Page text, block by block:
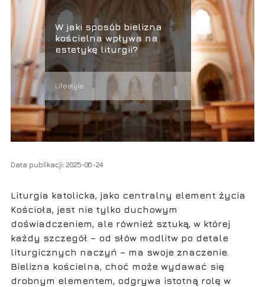
W jaki sposób bielizna
kościelna wpływa na
estetykę liturgii?
Lifestyle
Data publikacji: 2025-06-24
Liturgia katolicka, jako centralny element życia
Kościoła, jest nie tylko duchowym
doświadczeniem, ale również sztuką, w której
każdy szczegół – od słów modlitw po detale
liturgicznych naczyń – ma swoje znaczenie.
Bielizna kościelna, choć może wydawać się
drobnym elementem, odgrywa istotną rolę w